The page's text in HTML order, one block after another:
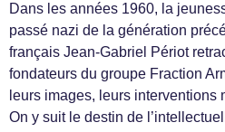
Dans les années 1960, la
passé nazi de la génération
français Jean-Gabriel Périot
fondateurs du groupe Fraction
leurs images, leurs interventions
On y suit le destin de